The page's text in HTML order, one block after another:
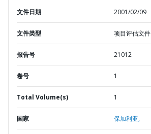
文件日期 2001/02/09
文件类型 项目评估文件
报告号 21012
卷号 1
Total Volume(s) 1
国家 保加利亚,